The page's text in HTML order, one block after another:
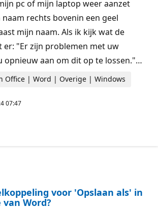
pc of mijn laptop weer aanzet
rechts bovenin een geel
mijn naam. Als ik kijk wat de
er: "Er zijn problemen met uw
opnieuw aan om dit op te lossen."…
Office | Word | Overige | Windows
07:47
voor 'Opslaan als' in
Word?